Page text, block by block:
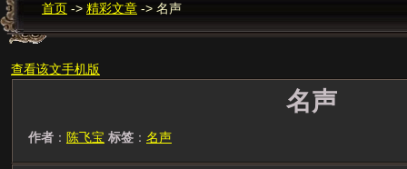
首页 -> 精彩文章 -> 名声
查看该文手机版
名声
作者 ： 陈飞宝 标签 ： 名声